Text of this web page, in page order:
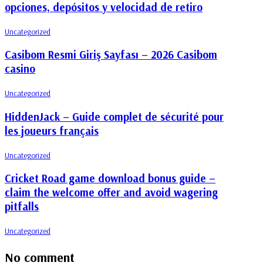
opciones, depósitos y velocidad de retiro
Uncategorized
Casibom Resmi Giriş Sayfası – ​2026 Casibom
casino
Uncategorized
HiddenJack – Guide complet de sécurité pour
les joueurs français
Uncategorized
Cricket Road game download bonus guide –
claim the welcome offer and avoid wagering
pitfalls
Uncategorized
No comment